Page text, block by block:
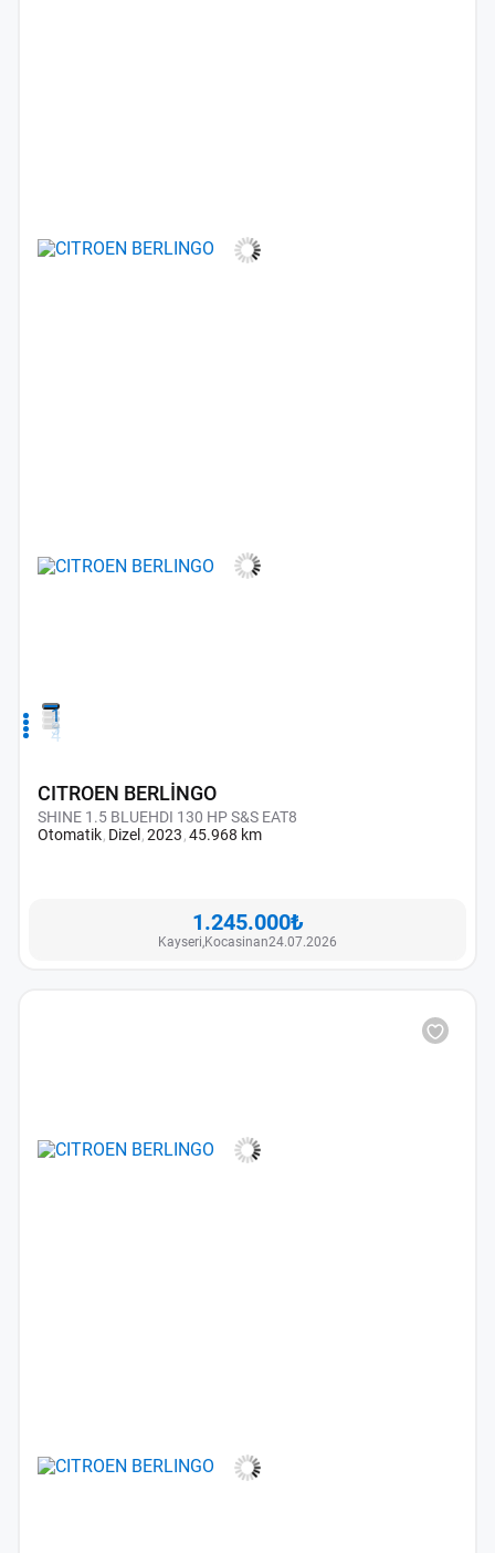
1
2
3
4
CITROEN BERLİNGO
SHINE 1.5 BLUEHDI 130 HP S&S EAT8
Otomatik Dizel202345.968 km
1.245.000₺
Kayseri,Kocasinan24.07.2026